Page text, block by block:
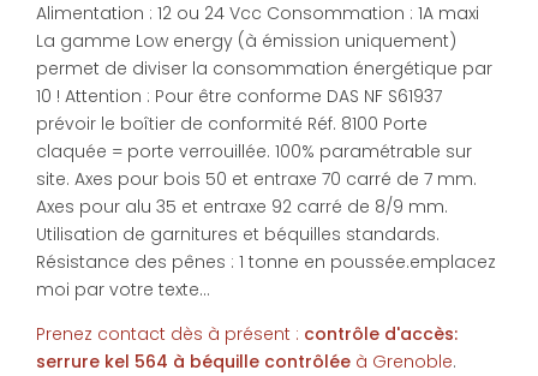
Alimentation : 12 ou 24 Vcc Consommation : 1A maxi
La gamme Low energy (à émission uniquement)
permet de diviser la consommation énergétique par
10 ! Attention : Pour être conforme DAS NF S61937
prévoir le boîtier de conformité Réf. 8100 Porte
claquée = porte verrouillée. 100% paramétrable sur
site. Axes pour bois 50 et entraxe 70 carré de 7 mm.
Axes pour alu 35 et entraxe 92 carré de 8/9 mm.
Utilisation de garnitures et béquilles standards.
Résistance des pênes : 1 tonne en poussée.emplacez
moi par votre texte...
Prenez contact dès à présent : contrôle d'accès:
serrure kel 564 à béquille contrôlée à Grenoble.